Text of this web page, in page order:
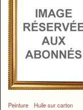
Peinture Huile sur carton